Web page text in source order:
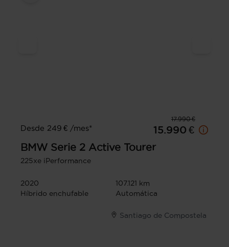
17.990 €
Desde 249 € /mes*
15.990 €
BMW Serie 2 Active Tourer
225xe iPerformance
2020
107.121 km
Híbrido enchufable
Automática
Santiago de Compostela